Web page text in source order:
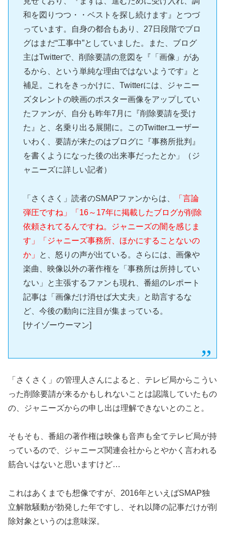
和を図りつつ・・ベストを探し続けます』とつづ
っています。自身の都合もあり、27日段階でブロ
グはまだ“工事中”としていました。また、ブログ
主はTwitterで、削除要請の意図を『「画像」があ
るから、という単純な理由ではないようです』と
補足。これをきっかけに、Twitterには、ジャニー
ズタレントの映画のポスター画像をアップしてい
たファンが、自分も昨年7月に『削除要請を受け
た』と、名乗り出る展開に。このTwitterユーザー
いわく、要請が来たのはブログに『事務所批判』
を書くようになった後の出来事だったとか」（ジ
ャニーズに詳しい記者）
「さくさく」読者のSMAPファンからは、
「言論
弾圧ですね」「16～17年に掲載したブログが削除
依頼されてるんですね。ジャニーズの闇を感じま
す」「ジャニーズ事務所、ほかにすることないの
か」
と、怒りの声が出ている。さらには、画像や
楽曲、映像以外の著作権を「事務所は所持してい
ない」と主張するファンも現れ、番組のレポート
記事は「画像だけ消せば大丈夫」と助言するな
ど、今後の動向に注目が集まっている。
[サイゾーウーマン]
「さくさく」の管理人さんによると、テレビ局からこうい
った削除要請が来るかもしれないことは認識していたもの
の、ジャニーズからの申し出は理解できないとのこと。
そもそも、番組の著作権は映像も音声も全てテレビ局が持
っているので、ジャニーズ関連会社からとやかく言われる
筋合いはないと思いますけど…
これはあくまでも想像ですが、2016年といえばSMAP独
立解散騒動が勃発した年ですし、それ以降の記事だけが削
除対象というのは意味深。